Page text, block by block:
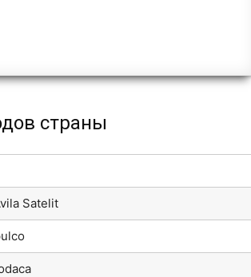
страны
Satelit